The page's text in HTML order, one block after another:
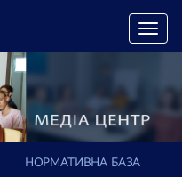
T
o
e
НОРМАТИВНА БАЗА